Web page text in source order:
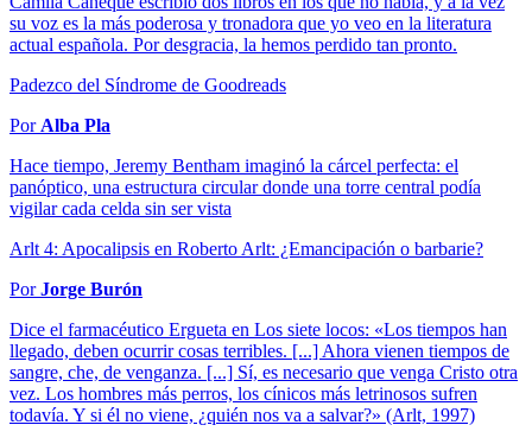
su voz es la más poderosa y tronadora que yo veo en la literatura
actual española. Por desgracia, la hemos perdido tan pronto.
Padezco del Síndrome de Goodreads
Por Alba Pla
Hace tiempo, Jeremy Bentham imaginó la cárcel perfecta: el
panóptico, una estructura circular donde una torre central podía
vigilar cada celda sin ser vista
Arlt 4: Apocalipsis en Roberto Arlt: ¿Emancipación o barbarie?
PorJorge Burón
Dice el farmacéutico Ergueta en Los siete locos: «Los tiempos han
llegado, deben ocurrir cosas terribles. [...] Ahora vienen tiempos de
sangre, che, de venganza. [...] Sí, es necesario que venga Cristo otra
vez. Los hombres más perros, los cínicos más letrinosos sufren
todavía. Y si él no viene, ¿quién nos va a salvar?» (Arlt, 1997)